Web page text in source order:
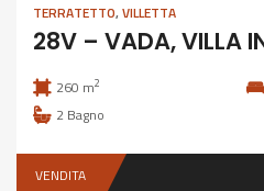
TERRATETTO,VILLETTA
28V – VADA, VILLA
260 m2
2 Bagno
VENDITA